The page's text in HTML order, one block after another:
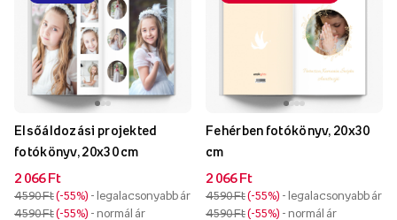
Elsőáldozási projekted
fotókönyv, 20x30 cm
2 066 Ft
4 590 Ft -55% - legalacsonyabb ár
4 590 Ft -55% - normál ár
Fehérben fotókönyv, 20x30
cm
2 066 Ft
4 590 Ft -55% - legalacsonyabb ár
4 590 Ft -55% - normál ár